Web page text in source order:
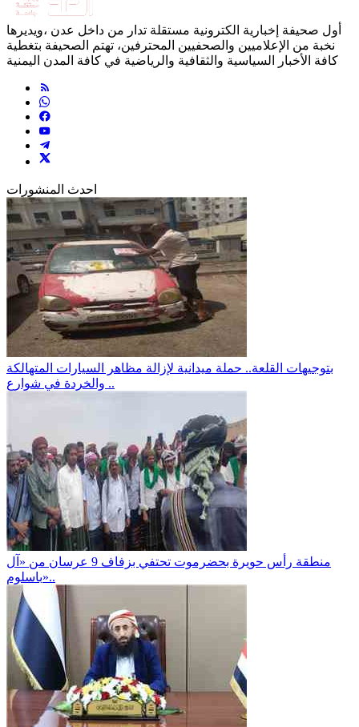
أول صحيفة إخبارية الكترونية مستقلة تدار من داخل عدن ،ويديرها
نخبة من الإعلاميين والصحفيين المحترفين، تهتم الصحيفة بتغطية
كافة الأخبار السياسية والثقافية والرياضية في كافة المدن اليمنية
احدث المنشورات
بتوجيهات القلعة.. حملة ميدانية لإزالة مظاهر السيارات المتهالكة
والخردة في شوارع ..
منطقة رأس حويرة بحضرموت تحتفي بزفاف 9 عرسان من «آل
باسلوم»..